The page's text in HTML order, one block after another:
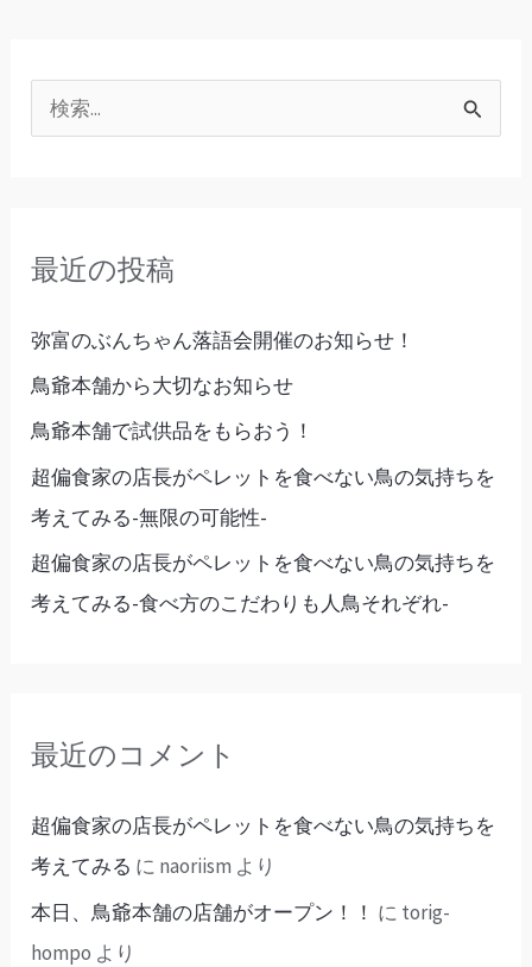
検
:最近の投稿
弥富のぶんちゃん落語会開催のお知らせ！
鳥爺本舗から大切なお知らせ
鳥爺本舗で試供品をもらおう！
超偏食家の店長がペレットを食べない鳥の気持ちを
考えてみる-無限の可能性-
超偏食家の店長がペレットを食べない鳥の気持ちを
考えてみる-食べ方のこだわりも人鳥それぞれ-
最近のコメント
超偏食家の店長がペレットを食べない鳥の気持ちを
考えてみる に naoriism より
本日、鳥爺本舗の店舗がオープン！！ に torig-
hompo より